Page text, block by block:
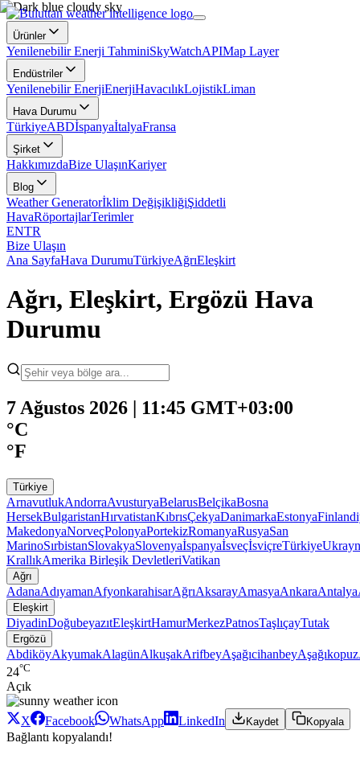
Ürünler
Yenilenebilir Enerji TahminiSkyWatchAPIMap Layer
Endüstriler
Yenilenebilir EnerjiEnerjiHavacılıkLojistikLiman
Hava Durumu
TürkiyeABDİspanyaİtalyaFransa
Şirket
HakkımızdaBize UlaşınKariyer
Blog
Weather Generatorİklim DeğişikliğiŞiddetli
HavaRöportajlarTerimler
ENTR
Bize Ulaşın
Ana SayfaHava DurumuTürkiyeAğrıEleşkirt
Ağrı, Eleşkirt, Ergözü Hava
Durumu
7 Ağustos 2026 | 11:45 GMT+03:00
°C
°F
Türkiye
ArnavutlukAndorraAvusturyaBelarusBelçikaBosna
HersekBulgaristanHırvatistanKıbrısÇekyaDanimarkaEstonya
MakedonyaNorveçPolonyaPortekizRomanyaRusyaSan
MarinoSırbistanSlovakyaSlovenyaİspanyaİsveçİsviçreTürkiye
KrallıkAmerika Birleşik DevletleriVatikan
Ağrı
AdanaAdıyamanAfyonkarahisarAğrıAksarayAmasyaAnkaraAntalya
Eleşkirt
DiyadinDoğubeyazıtEleşkirtHamurMerkezPatnosTaşlıçayTutak
Ergözü
AbdiköyAkyumakAlagünAlkuşakArifbeyAşağıcihanbeyAşağıkopuz
24°C
Açık
X Facebook WhatsApp LinkedIn Kaydet Kopyala
Bağlantı kopyalandı!